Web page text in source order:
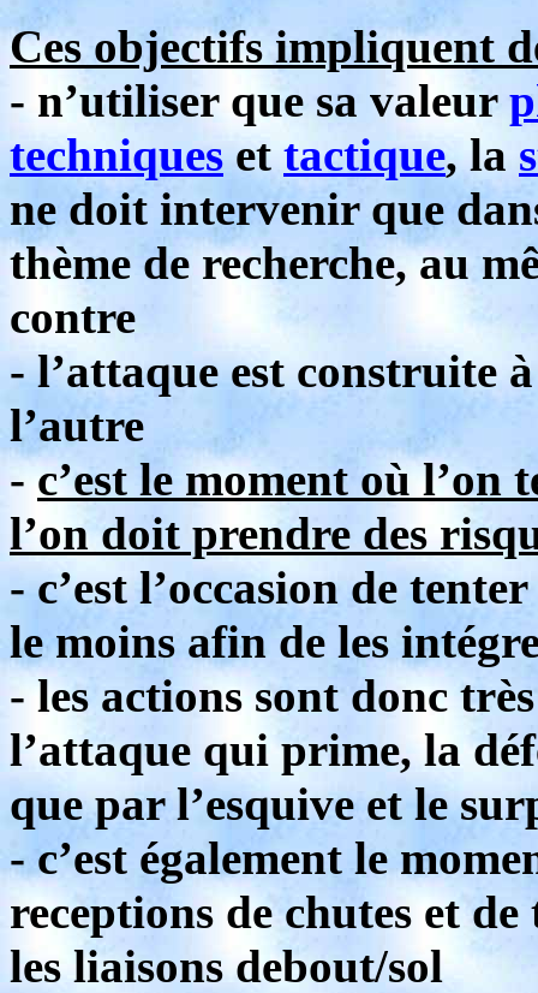
Ces objectifs impliquent
- n’utiliser que sa valeur
techniqueset tactique, la
ne doit intervenir que
thème de recherche, au
contre
- l’attaque est construite
l’autre
-c’est le moment où l’on
l’on doit prendre des
- c’est l’occasion de
le moins afin de les
- les actions sont donc
l’attaque qui prime, la
que par l’esquive et le
- c’est également le
receptions de chutes et
les liaisons debout/sol